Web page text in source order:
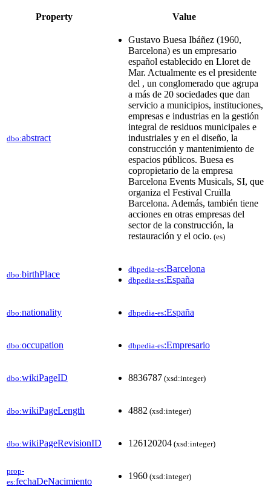
Property Value
dbo:abstract
Gustavo Buesa Ibáñez (1960,
Barcelona) es un empresario
español establecido en Lloret de
Mar. Actualmente es el presidente
del , un conglomerado que agrupa
a más de 20 sociedades que dan
servicio a municipios, instituciones,
empresas e industrias en la gestión
integral de residuos municipales e
industriales y en el diseño, la
construcción y mantenimiento de
espacios públicos​. Buesa es
copropietario de la empresa
Barcelona Events Musicals, SI, que
organiza el Festival Cruïlla
Barcelona​. Además, también tiene
acciones en otras empresas del
sector de la construcción, la
restauración y el ocio​. (es)
dbo:birthPlace dbpedia-es:Barcelona
dbpedia-es:España
dbo:nationality dbpedia-es:España
dbo:occupation dbpedia-es:Empresario
dbo:wikiPageID 8836787 (xsd:integer)
dbo:wikiPageLength 4882 (xsd:integer)
dbo:wikiPageRevisionID 126120204 (xsd:integer)
prop-
es:fechaDeNacimiento
1960 (xsd:integer)